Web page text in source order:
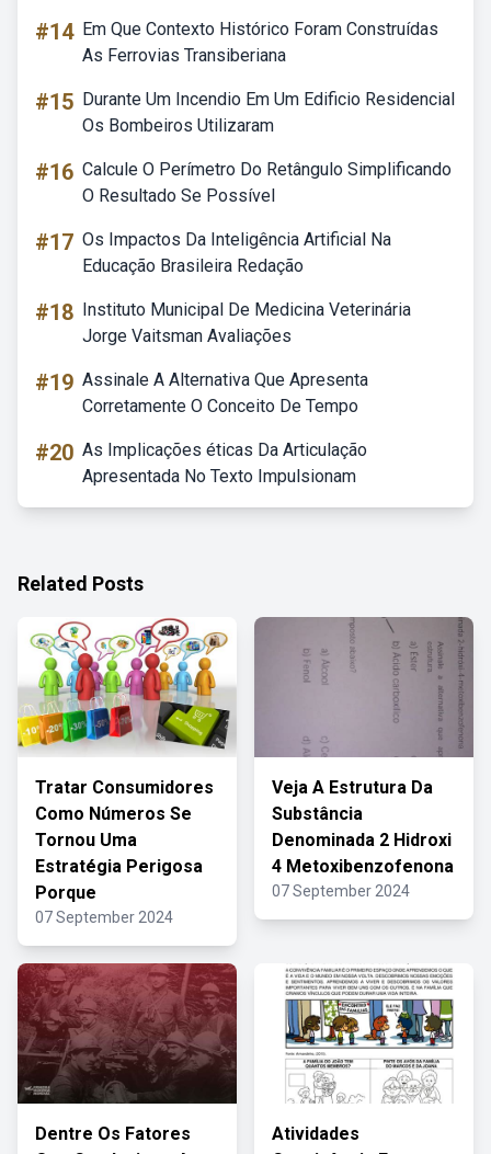
#14 Em Que Contexto Histórico Foram Construídas
As Ferrovias Transiberiana
#15 Durante Um Incendio Em Um Edificio Residencial
Os Bombeiros Utilizaram
#16 Calcule O Perímetro Do Retângulo Simplificando
O Resultado Se Possível
#17 Os Impactos Da Inteligência Artificial Na
Educação Brasileira Redação
#18 Instituto Municipal De Medicina Veterinária
Jorge Vaitsman Avaliações
#19 Assinale A Alternativa Que Apresenta
Corretamente O Conceito De Tempo
#20 As Implicações éticas Da Articulação
Apresentada No Texto Impulsionam
Related Posts
Tratar Consumidores
Como Números Se
Tornou Uma
Estratégia Perigosa
Porque
07 September 2024
Veja A Estrutura Da
Substância
Denominada 2 Hidroxi
4 Metoxibenzofenona
07 September 2024
Dentre Os Fatores
Atividades